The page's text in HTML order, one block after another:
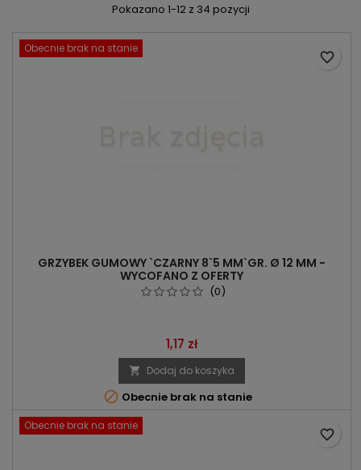
Pokazano 1-12 z 34 pozycji
Obecnie brak na stanie
GRZYBEK GUMOWY `CZARNY 8`5 MM`GR. Ø 12 MM -
WYCOFANO Z OFERTY
(0)
Cena
1,17 zł
 Dodaj do koszyka
 Obecnie brak na stanie
favorite_border
Obecnie brak na stanie
favorite_border